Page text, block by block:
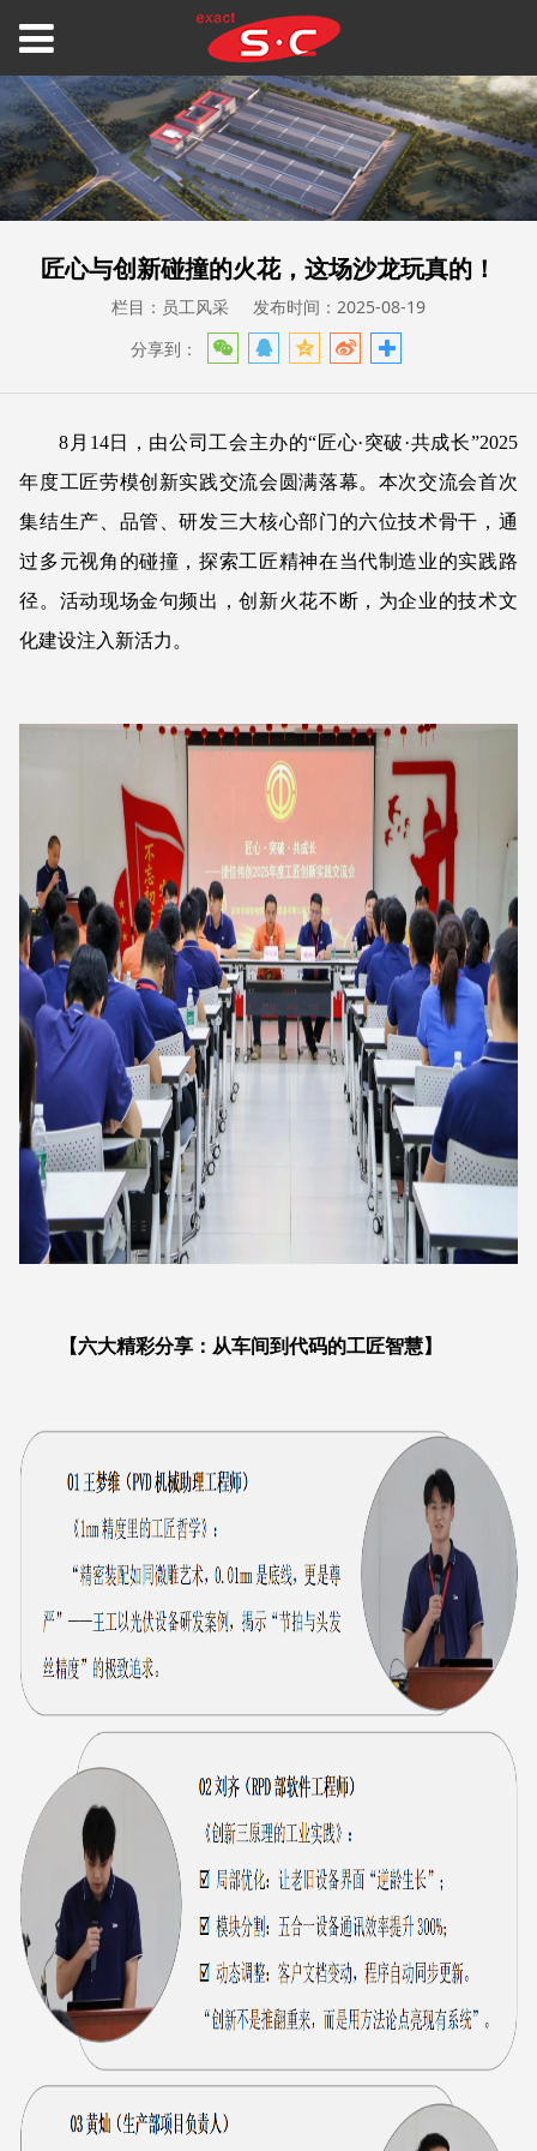
匠心与创新碰撞的火花，这场沙龙玩真的！
栏目：员工风采
发布时间：2025-08-19
分享到：
8月14日，由公司工会主办的“匠心·突破·共成长”2025
年度工匠劳模创新实践交流会圆满落幕。本次交流会首次
集结生产、品管、研发三大核心部门的六位技术骨干，通
过多元视角的碰撞，探索工匠精神在当代制造业的实践路
径。活动现场金句频出，创新火花不断，为企业的技术文
化建设注入新活力。
【六大精彩分享：从车间到代码的工匠智慧】